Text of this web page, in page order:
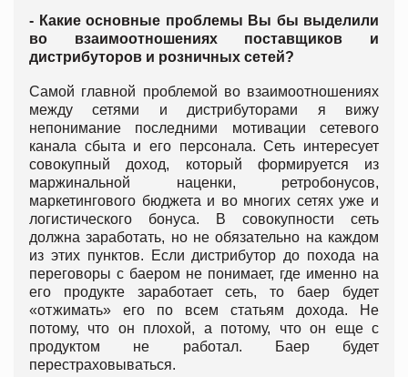
- Какие основные проблемы Вы бы выделили
во взаимоотношениях поставщиков и
дистрибуторов и розничных сетей?
Самой главной проблемой во взаимоотношениях
между сетями и дистрибуторами я вижу
непонимание последними мотивации сетевого
канала сбыта и его персонала. Сеть интересует
совокупный доход, который формируется из
маржинальной наценки, ретробонусов,
маркетингового бюджета и во многих сетях уже и
логистического бонуса. В совокупности сеть
должна заработать, но не обязательно на каждом
из этих пунктов. Если дистрибутор до похода на
переговоры с баером не понимает, где именно на
его продукте заработает сеть, то баер будет
«отжимать» его по всем статьям дохода. Не
потому, что он плохой, а потому, что он еще с
продуктом не работал. Баер будет
перестраховываться.